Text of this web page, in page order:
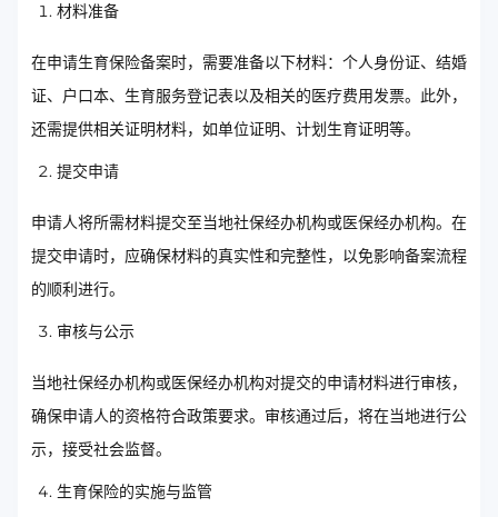
材料准备
在申请生育保险备案时，需要准备以下材料：个人身份证、结婚
证、户口本、生育服务登记表以及相关的医疗费用发票。此外，
还需提供相关证明材料，如单位证明、计划生育证明等。
提交申请
申请人将所需材料提交至当地社保经办机构或医保经办机构。在
提交申请时，应确保材料的真实性和完整性，以免影响备案流程
的顺利进行。
审核与公示
当地社保经办机构或医保经办机构对提交的申请材料进行审核，
确保申请人的资格符合政策要求。审核通过后，将在当地进行公
示，接受社会监督。
生育保险的实施与监管